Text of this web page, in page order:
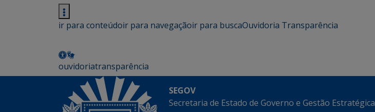
ir para conteúdoir para navegaçãoir para buscaOuvidoria Transparência
ouvidoriatransparência
SEGOV
Secretaria de Estado de Governo e Gestão Estratégica